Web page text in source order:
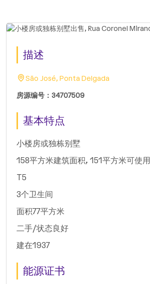
描述
São José, Ponta Delgada
房源编号：34707509
基本特点
小楼房或独栋别墅
158平方米建筑面积, 151平方米可使用
T5
3个卫生间
面积77平方米
二手/状态良好
建在1937
能源证书